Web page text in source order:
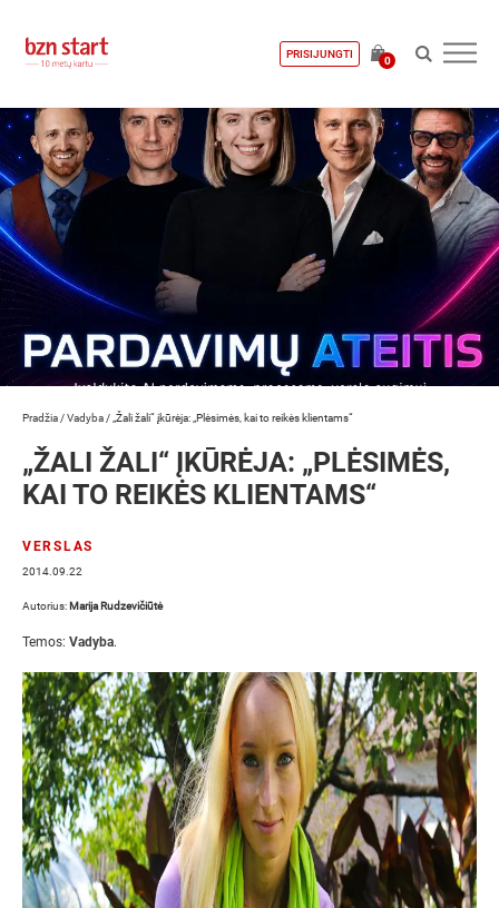
PRISIJUNGTI
0
Pradžia /Vadyba / „Žali žali“ įkūrėja: „Plėsimės, kai to reikės klientams“
„ŽALI ŽALI“ ĮKŪRĖJA: „PLĖSIMĖS,
KAI TO REIKĖS KLIENTAMS“
VERSLAS
2014.09.22
Autorius: Marija Rudzevičiūtė
Temos: Vadyba.